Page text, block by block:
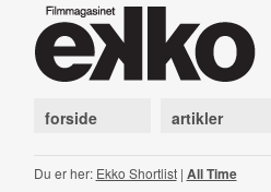
forside artikler
Du er her: Ekko Shortlist| All Time